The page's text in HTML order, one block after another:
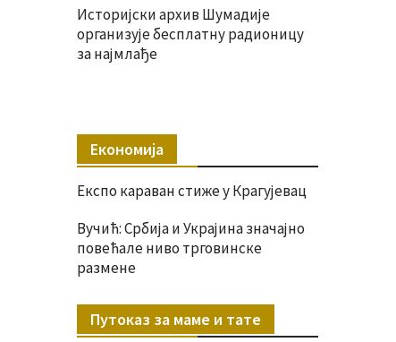
Историјски архив Шумадије
организује бесплатну радионицу
за најмлађе
Економија
Експо караван стиже у Крагујевац
Вучић: Србија и Украјина значајно
повећале ниво трговинске
размене
Путоказ за маме и тате